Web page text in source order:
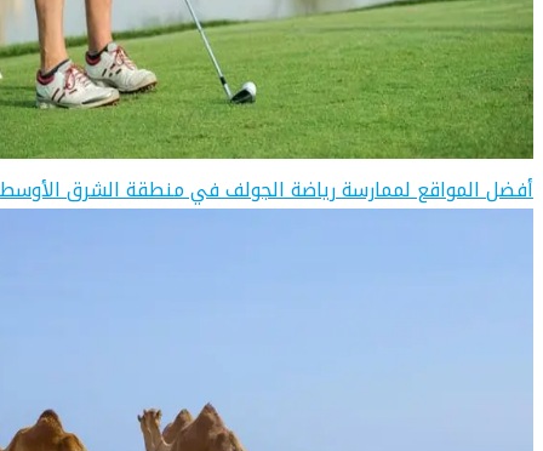
أفضل المواقع لممارسة رياضة الجولف في منطقة الشرق الأوسط